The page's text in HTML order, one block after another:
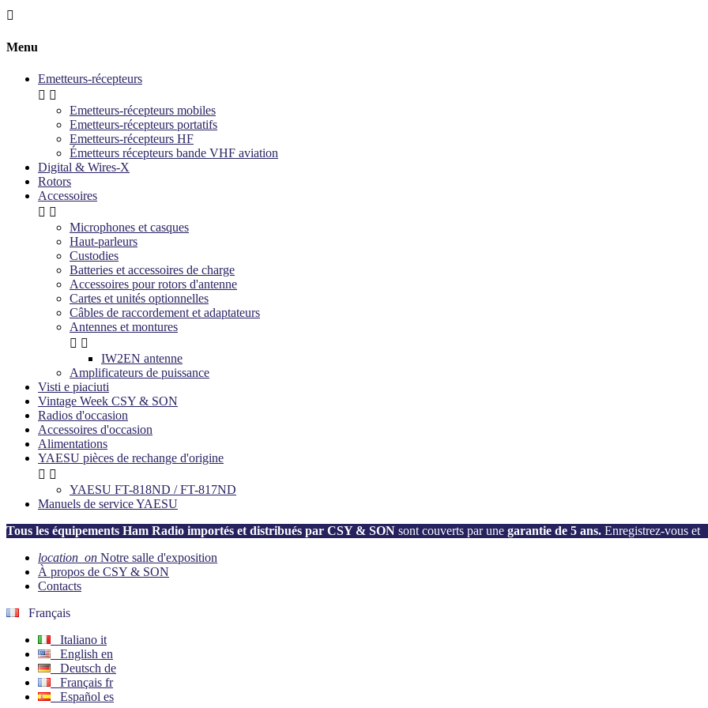

Menu
Emetteurs-récepteurs
 
Emetteurs-récepteurs mobiles
Emetteurs-récepteurs portatifs
Emetteurs-récepteurs HF
Émetteurs récepteurs bande VHF aviation
Digital & Wires-X
Rotors
Accessoires
 
Microphones et casques
Haut-parleurs
Custodies
Batteries et accessoires de charge
Accessoires pour rotors d'antenne
Cartes et unités optionnelles
Câbles de raccordement et adaptateurs
Antennes et montures
 
IW2EN antenne
Amplificateurs de puissance
Visti e piaciuti
Vintage Week CSY & SON
Radios d'occasion
Accessoires d'occasion
Alimentations
YAESU pièces de rechange d'origine
 
YAESU FT-818ND / FT-817ND
Manuels de service YAESU
Tous les équipements Ham Radio importés et distribués par CSY & SON sont couverts par une garantie de 5 ans. Enregistrez-vous et
location_on Notre salle d'exposition
À propos de CSY & SON
Contacts
Français
Italiano it
English en
Deutsch de
Français fr
Español es